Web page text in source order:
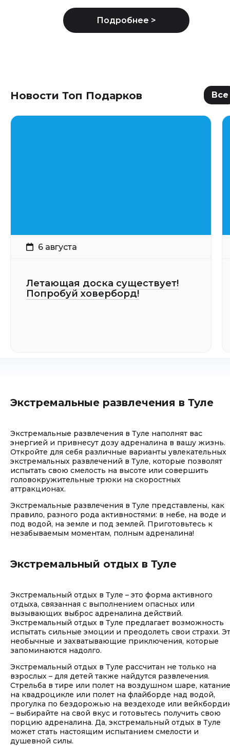
Новости Топ Подарков Все
6 августа
Летающая доска существует!
Попробуй ховерборд!
Экстремальные развлечения в Туле
Экстремальные развлечения в Туле наполнят вас
энергией и привнесут дозу адреналина в вашу жизнь.
Откройте для себя различные варианты увлекательных
экстремальных развлечений в Туле, которые позволят
испытать свою смелость на высоте или совершить
головокружительные трюки на скоростных
аттракционах.
Экстремальные развлечения в Туле представлены, как
правило, разного рода активностями: в небе, на воде и
под водой, на земле и под землей. Приготовьтесь к
незабываемым моментам, полным адреналина!
Экстремальный отдых в Туле
Экстремальный отдых в Туле – это форма активного
отдыха, связанная с выполнением опасных или
вызывающих выброс адреналина действий.
Экстремальный отдых в Туле предлагает возможность
испытать сильные эмоции и преодолеть свои страхи.
необычные и захватывающие приключения, которые
запоминаются надолго.
Экстремальный отдых в Туле рассчитан не только на
взрослых – для детей также найдутся развлечения.
Стрельба в тире или полет на воздушном шаре, катание
на квадроцикле или полет на флайборде над водой,
прогулка по бездорожью на вездеходе или
– выбирайте на свой вкус и готовьтесь получить свою
порцию адреналина. Да, экстремальный отдых в Туле
может стать настоящим испытанием смелости и
душевной силы.